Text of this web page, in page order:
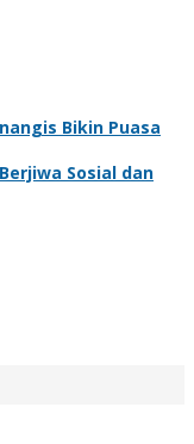
Bikin Puasa
Sosial dan